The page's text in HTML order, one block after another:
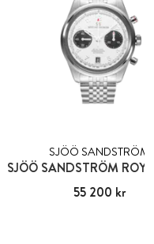
SJÖÖ SANDSTRÖM
Pris: 55 200 kr
55 200 kr